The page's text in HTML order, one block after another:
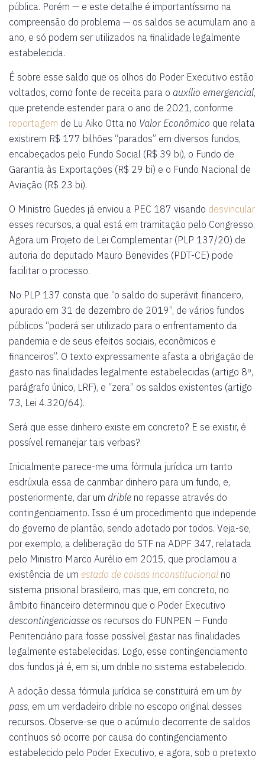
pública. Porém — e este detalhe é importantíssimo na
compreensão do problema — os saldos se acumulam ano a
ano, e só podem ser utilizados na finalidade legalmente
estabelecida.
É sobre esse saldo que os olhos do Poder Executivo estão
voltados, como fonte de receita para o auxílio emergencial,
que pretende estender para o ano de 2021, conforme
reportagem de Lu Aiko Otta no Valor Econômico que relata
existirem R$ 177 bilhões “parados” em diversos fundos,
encabeçados pelo Fundo Social (R$ 39 bi), o Fundo de
Garantia às Exportações (R$ 29 bi) e o Fundo Nacional de
Aviação (R$ 23 bi).
O Ministro Guedes já enviou a PEC 187 visando desvincular
esses recursos, a qual está em tramitação pelo Congresso.
Agora um Projeto de Lei Complementar (PLP 137/20) de
autoria do deputado Mauro Benevides (PDT-CE) pode
facilitar o processo.
No PLP 137 consta que “o saldo do superávit financeiro,
apurado em 31 de dezembro de 2019”, de vários fundos
públicos “poderá ser utilizado para o enfrentamento da
pandemia e de seus efeitos sociais, econômicos e
financeiros”. O texto expressamente afasta a obrigação de
gasto nas finalidades legalmente estabelecidas (artigo 8º,
parágrafo único, LRF), e “zera” os saldos existentes (artigo
73, Lei 4.320/64).
Será que esse dinheiro existe em concreto? E se existir, é
possível remanejar tais verbas?
Inicialmente parece-me uma fórmula jurídica um tanto
esdrúxula essa de carimbar dinheiro para um fundo, e,
posteriormente, dar um drible no repasse através do
contingenciamento. Isso é um procedimento que independe
do governo de plantão, sendo adotado por todos. Veja-se,
por exemplo, a deliberação do STF na ADPF 347, relatada
pelo Ministro Marco Aurélio em 2015, que proclamou a
existência de um estado de coisas inconstitucional no
sistema prisional brasileiro, mas que, em concreto, no
âmbito financeiro determinou que o Poder Executivo
descontingenciasse os recursos do FUNPEN – Fundo
Penitenciário para fosse possível gastar nas finalidades
legalmente estabelecidas. Logo, esse contingenciamento
dos fundos já é, em si, um drible no sistema estabelecido.
A adoção dessa fórmula jurídica se constituirá em um by
pass, em um verdadeiro drible no escopo original desses
recursos. Observe-se que o acúmulo decorrente de saldos
contínuos só ocorre por causa do contingenciamento
estabelecido pelo Poder Executivo, e agora, sob o pretexto